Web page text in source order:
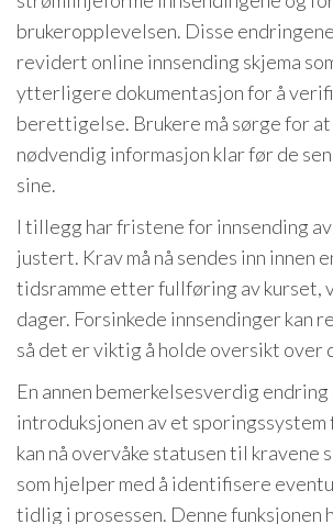
brukeropplevelsen. Disse
revidert online innsending skjema
ytterligere dokumentasjon for å
berettigelse. Brukere må sørge for at
nødvendig informasjon klar før de
sine.
I tillegg har fristene for innsending
justert. Krav må nå sendes inn innen
tidsramme etter fullføring av kurset,
dager. Forsinkede innsendinger kan
så det er viktig å holde oversikt over
En annen bemerkelsesverdig
introduksjonen av et sporingssystem
kan nå overvåke statusen til kravene
som hjelper med å identifisere
tidlig i prosessen. Denne funksjonen